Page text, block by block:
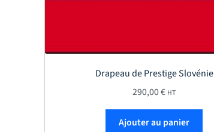
Drapeau de Prestige Slovénie
290,00€ HT
Ajouter au panier